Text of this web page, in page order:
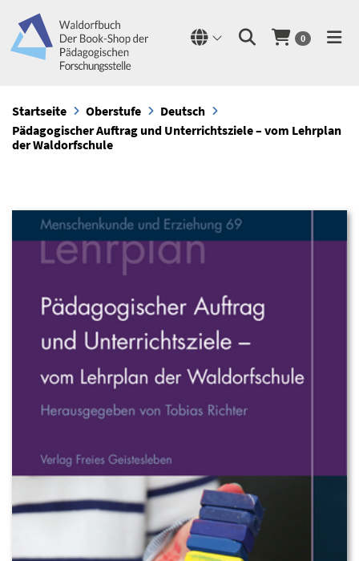
0
Startseite Oberstufe
Deutsch
Pädagogischer Auftrag und Unterrichtsziele – vom Lehrplan
der Waldorfschule